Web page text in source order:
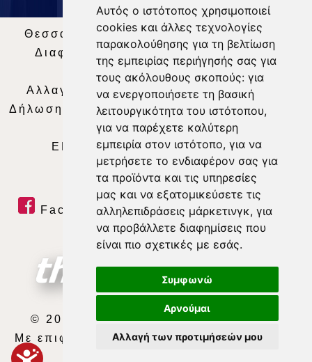
Αυτός ο ιστότοπος χρησιμοποιεί
cookies και άλλες τεχνολογίες
παρακολούθησης για τη βελτίωση
της εμπειρίας περιήγησής σας για
τους ακόλουθους σκοπούς: για
να ενεργοποιήσετε τη βασική
λειτουργικότητα του ιστότοπου,
για να παρέχετε καλύτερη
εμπειρία στον ιστότοπο, για να
μετρήσετε το ενδιαφέρον σας για
τα προϊόντα και τις υπηρεσίες
μας και να εξατομικεύσετε τις
αλληλεπιδράσεις μάρκετινγκ, για
να προβάλλετε διαφημίσεις που
είναι πιο σχετικές με εσάς.
Συμφωνώ
Αρνούμαι
Αλλαγή των προτιμήσεών μου
Θεσσαλία Τηλεόραση|SNG Services
Διαφήμιση | Όροι Χρήσης |Δήλωση
Απορρήτου |
Περιεχόμενο
Αλλαγή Προτιμήσεων για τα Cookies
Δήλωση συμμόρφωσης με τη σύσταση (ΕΕ)
2018/334|Ταυτότητα
ΕΝΗΜΕΡΩΣΗ |WEB TV| LIVE
Facebook| Twitter | Youtube
RSS Feed
© 2026 ΘΕΣΣΑΛΙΑ ΤΗΛΕΟΡΑΣΗ Α.Ε.
Με επιφύλαξη κάθε νόμιμου δικαιώματος.